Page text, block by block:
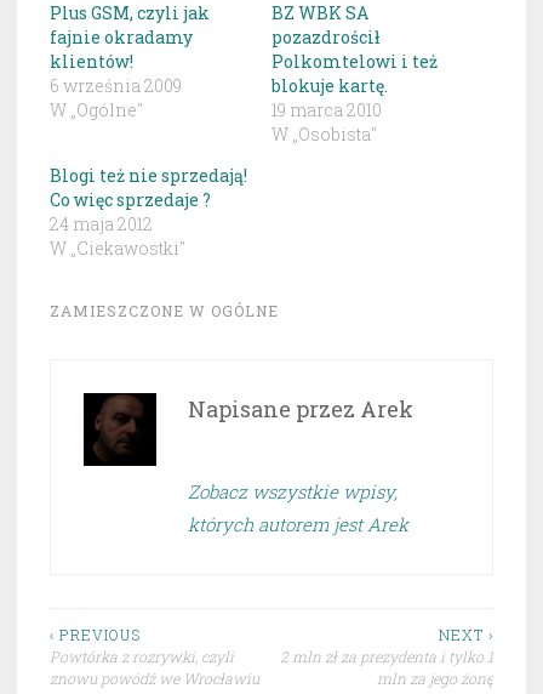
Plus GSM, czyli jak
fajnie okradamy
klientów!
6 września 2009
W „Ogólne"
BZ WBK SA
pozazdrościł
Polkomtelowi i też
blokuje kartę.
19 marca 2010
W „Osobista"
Blogi też nie sprzedają!
Co więc sprzedaje ?
24 maja 2012
W „Ciekawostki"
ZAMIESZCZONE W OGÓLNE
Napisane przez Arek
Zobacz wszystkie wpisy,
których autorem jest Arek
Nawigacja
wpisu
‹ PREVIOUS
Powtórka z rozrywki, czyli
znowu powódź we Wrocławiu
NEXT ›
2 mln zł za prezydenta i tylko 1
mln za jego żonę